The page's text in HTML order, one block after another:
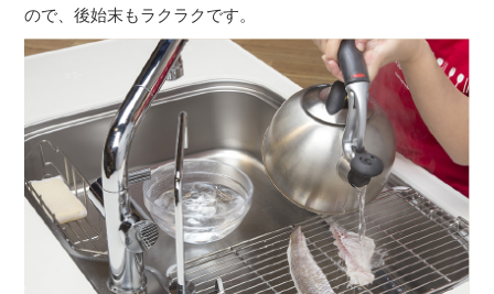
ので、後始末もラクラクです。